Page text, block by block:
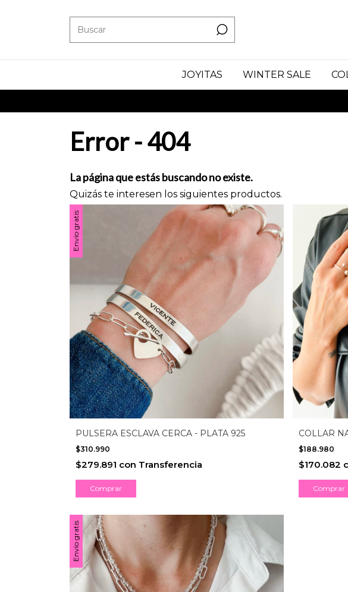
JOYITAS WINTER SALE
Error - 404
La página que estás buscando no existe.
Quizás te interesen los siguientes productos.
Envío gratis
PULSERA ESCLAVA CERCA - PLATA 925
$310.990
$279.891 con Transferencia
Comprar
COLLAR
$188.980
$170.082
Envío gratis